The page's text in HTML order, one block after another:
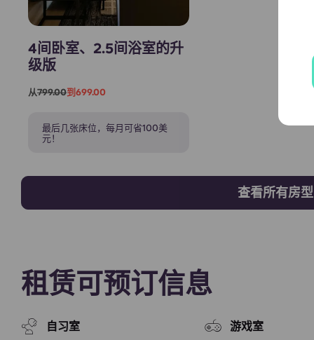
4间卧室、2.5间浴室的升
级版
从799.00到699.00
最后几张床位，每月可省100美
元！
查看所有房型
租赁可预订信息
自习室 游戏室